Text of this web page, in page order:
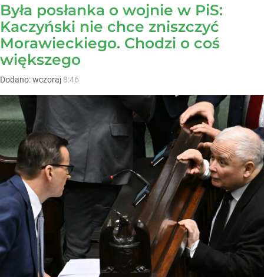
Była posłanka o wojnie w PiS:
Kaczyński nie chce zniszczyć
Morawieckiego. Chodzi o coś
większego
Dodano:wczoraj 8:46